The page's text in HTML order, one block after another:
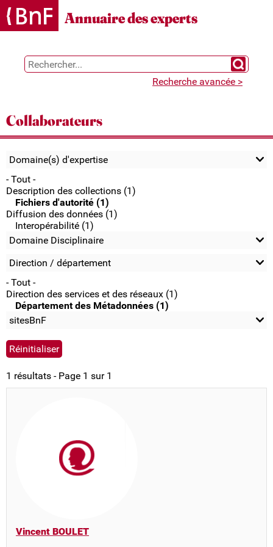
Gestion des cookies
Annuaire des experts
Chercher
Recherche avancée >
Collaborateurs
Domaine(s) d'expertise
- Tout -
Description des collections (1)
Fichiers d'autorité (1)
Diffusion des données (1)
Interopérabilité (1)
Domaine Disciplinaire
Direction / département
- Tout -
Direction des services et des réseaux (1)
Département des Métadonnées (1)
sitesBnF
1 résultats - Page 1 sur 1
Vincent BOULET